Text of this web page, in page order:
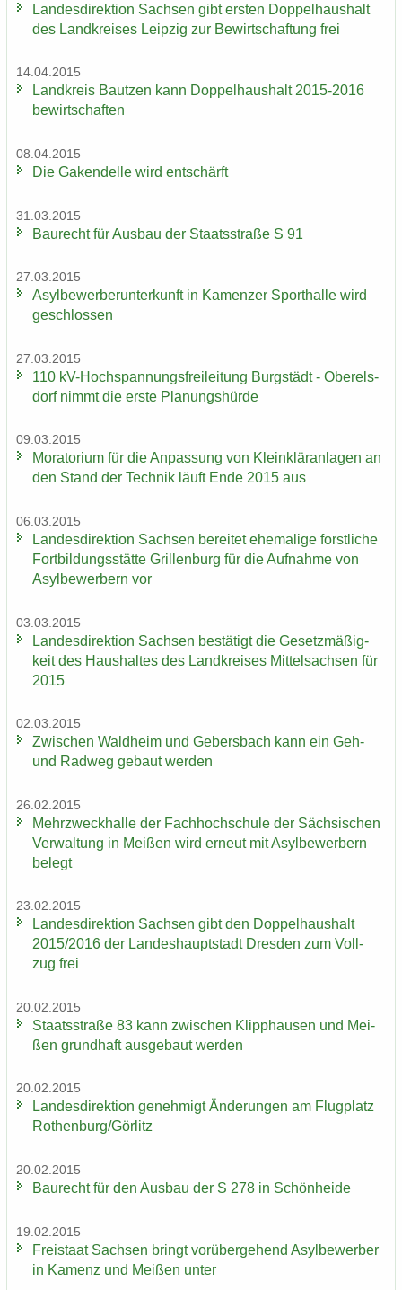
Lan­des­di­rek­ti­on Sach­sen gibt ers­ten Dop­pel­haus­halt
des Land­krei­ses Leip­zig zur Be­wirt­schaf­tung frei
14.04.2015
Land­kreis Baut­zen kann Dop­pel­haus­halt 2015-2016
be­wirt­schaf­ten
08.04.2015
Die Ga­ken­del­le wird ent­schärft
31.03.2015
Bau­recht für Aus­bau der Staats­stra­ße S 91
27.03.2015
Asyl­be­wer­ber­un­ter­kunft in Ka­men­zer Sport­hal­le wird
ge­schlos­sen
27.03.2015
110 kV-​Hochspannungsfreileitung Burg­städt - Ober­els­
dorf nimmt die erste Pla­nungs­hür­de
09.03.2015
Mo­ra­to­ri­um für die An­pas­sung von Klein­klär­an­la­gen an
den Stand der Tech­nik läuft Ende 2015 aus
06.03.2015
Lan­des­di­rek­ti­on Sach­sen be­rei­tet ehe­ma­li­ge forst­li­che
Fort­bil­dungs­stät­te Gril­len­burg für die Auf­nah­me von
Asyl­be­wer­bern vor
03.03.2015
Lan­des­di­rek­ti­on Sach­sen be­stä­tigt die Ge­setz­mä­ßig­
keit des Haus­hal­tes des Land­krei­ses Mit­tel­sach­sen für
2015
02.03.2015
Zwi­schen Wald­heim und Ge­bers­bach kann ein Geh-
und Rad­weg ge­baut wer­den
26.02.2015
Mehr­zweck­hal­le der Fach­hoch­schu­le der Säch­si­schen
Ver­wal­tung in Mei­ßen wird er­neut mit Asyl­be­wer­bern
be­legt
23.02.2015
Lan­des­di­rek­ti­on Sach­sen gibt den Dop­pel­haus­halt
2015/2016 der Lan­des­haupt­stadt Dres­den zum Voll­
zug frei
20.02.2015
Staats­stra­ße 83 kann zwi­schen Klipp­hau­sen und Mei­
ßen grund­haft aus­ge­baut wer­den
20.02.2015
Lan­des­di­rek­ti­on ge­neh­migt Än­de­run­gen am Flug­platz
Ro­then­burg/Gör­litz
20.02.2015
Bau­recht für den Aus­bau der S 278 in Schön­hei­de
19.02.2015
Frei­staat Sach­sen bringt vor­über­ge­hend Asyl­be­wer­ber
in Ka­menz und Mei­ßen unter